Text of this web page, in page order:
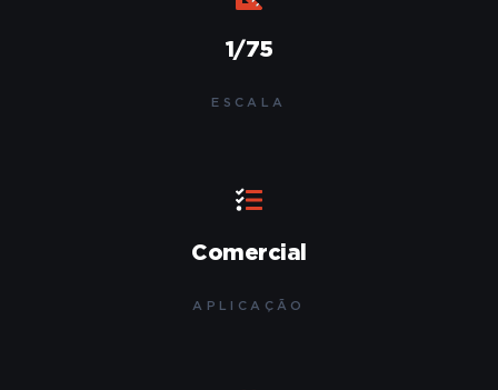
1/75
ESCALA
Comercial
APLICAÇÃO